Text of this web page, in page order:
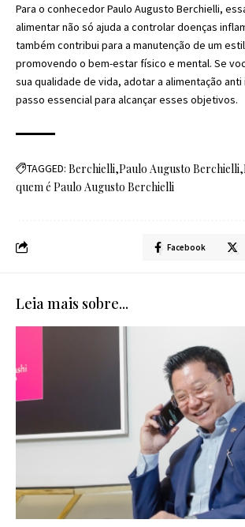
Para o conhecedor Paulo Augusto Berchielli,
alimentar não só ajuda a controlar doenças
também contribui para a manutenção de um
promovendo o bem-estar físico e mental. Se
sua qualidade de vida, adotar a alimentação
passo essencial para alcançar esses objetivos.
TAGGED: Berchielli Paulo Augusto Berchielli
quem é Paulo Augusto Berchielli
Facebook
Leia mais sobre...